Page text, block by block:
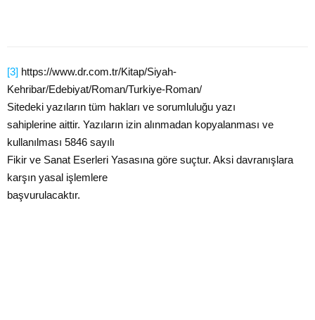
[3] https://www.dr.com.tr/Kitap/Siyah-
Kehribar/Edebiyat/Roman/Turkiye-Roman/
Sitedeki yazıların tüm hakları ve sorumluluğu yazı
sahiplerine aittir. Yazıların izin alınmadan kopyalanması ve
kullanılması 5846 sayılı
Fikir ve Sanat Eserleri Yasasına göre suçtur. Aksi davranışlara
karşın yasal işlemlere
başvurulacaktır.